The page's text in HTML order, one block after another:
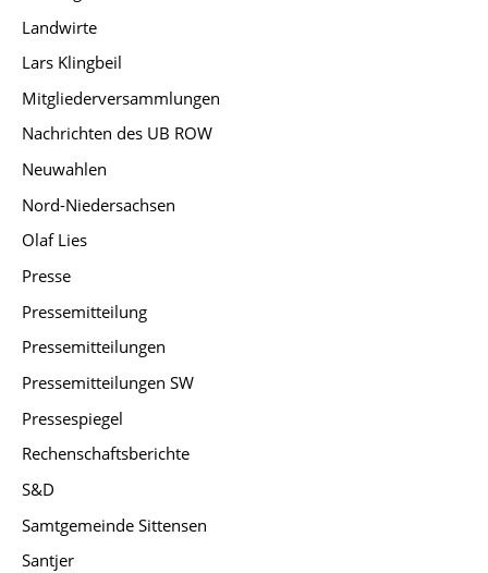
Landwirte
Lars Klingbeil
Mitgliederversammlungen
Nachrichten des UB ROW
Neuwahlen
Nord-Niedersachsen
Olaf Lies
Presse
Pressemitteilung
Pressemitteilungen
Pressemitteilungen SW
Pressespiegel
Rechenschaftsberichte
S&D
Samtgemeinde Sittensen
Santjer